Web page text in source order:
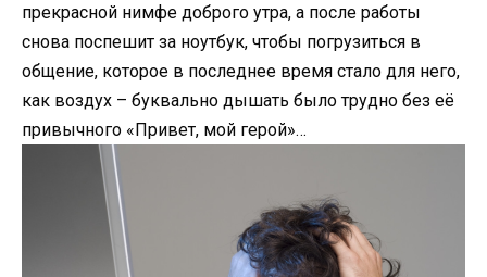
прекрасной нимфе доброго утра, а после работы
снова поспешит за ноутбук, чтобы погрузиться в
общение, которое в последнее время стало для него,
как воздух – буквально дышать было трудно без её
привычного «Привет, мой герой»…